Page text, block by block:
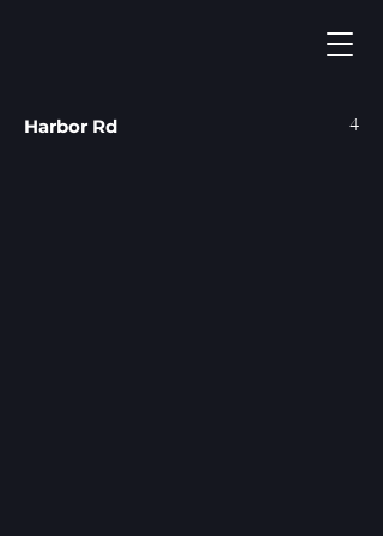
Harbor Rd 4